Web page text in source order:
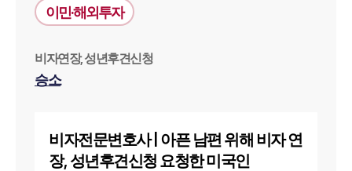
해외이민 업무
이민·해외투자
비자연장, 성년후견신청
승소
비자전문변호사 | 아픈 남편 위해 비자 연
장, 성년후견신청 요청한 미국인